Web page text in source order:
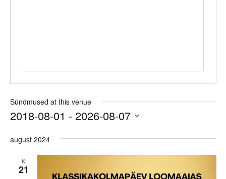
Sündmused at this venue
2018-08-01 - 2026-08-07
date.
august 2024
K
21